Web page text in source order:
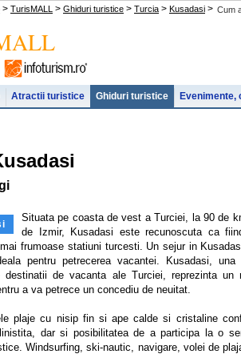
Cum
> TurisMALL > Ghiduri turistice > Turcia > Kusadasi >
Atractii turistice Ghiduri turistice Evenimente,
Situata pe coasta de vest a Turciei, la 90 de
de Izmir, Kusadasi este recunoscuta ca
frumoase statiuni turcesti. Un sejur in
pentru petrecerea vacantei. Kusadasi, una
destinatii de vacanta ale Turciei, reprezinta un
a va petrece un concediu de neuitat.
plaje cu nisip fin si ape calde si cristaline
dar si posibilitatea de a participa la o
Windsurfing, ski-nautic, navigare, volei de